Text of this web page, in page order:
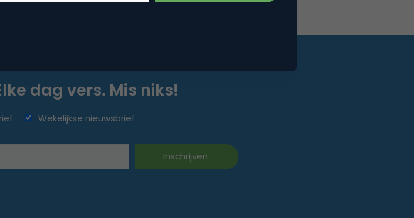
dag vers. Mis niks!
Wekelijkse nieuwsbrief